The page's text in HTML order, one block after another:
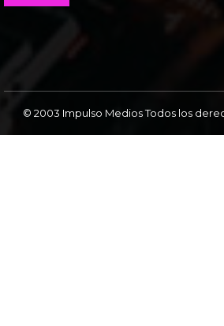
© 2003 Impulso Medios Todos los